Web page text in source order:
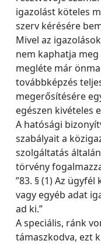
igazolást köteles
szerv kérésére
Mivel az
nem kaphatja
megléte már
továbbképzés
megerősítésére
egészen kivételes
A hatósági
szabályait a
szolgáltatás
törvény
”83. § (1) Az
vagy egyéb adat
ad ki.”
A speciális, ránk
támaszkodva, ezt